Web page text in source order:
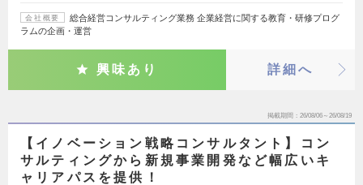
会社概要
総合経営コンサルティング業務 企業経営に関する教育・研修プログ
ラムの企画・運営
興味あり 詳細へ
掲載期間 26/08/06～26/08/19
【イノベーション戦略コンサルタント】コン
サルティングから新規事業開発など幅広いキ
ャリアパスを提供！